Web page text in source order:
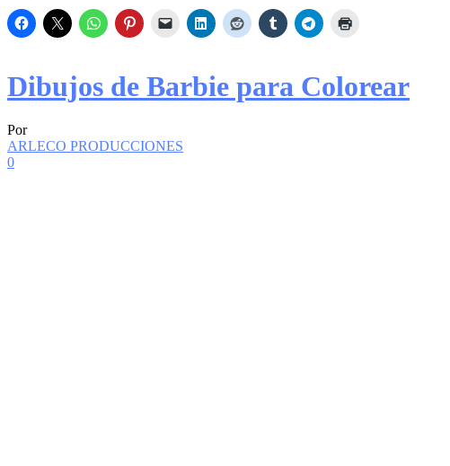
Dibujos de Barbie para Colorear
Por
ARLECO PRODUCCIONES
0